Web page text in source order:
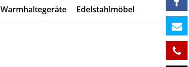
Warmhaltegeräte Edelstahlmöbel